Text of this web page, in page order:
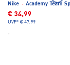
Nike · Academy Team
€ 34,99
UVP* € 47,99